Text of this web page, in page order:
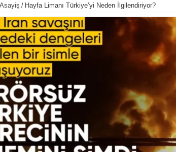
Asayiş / Hayfa Limanı Türkiye’yi Neden İlgilendiriyor?